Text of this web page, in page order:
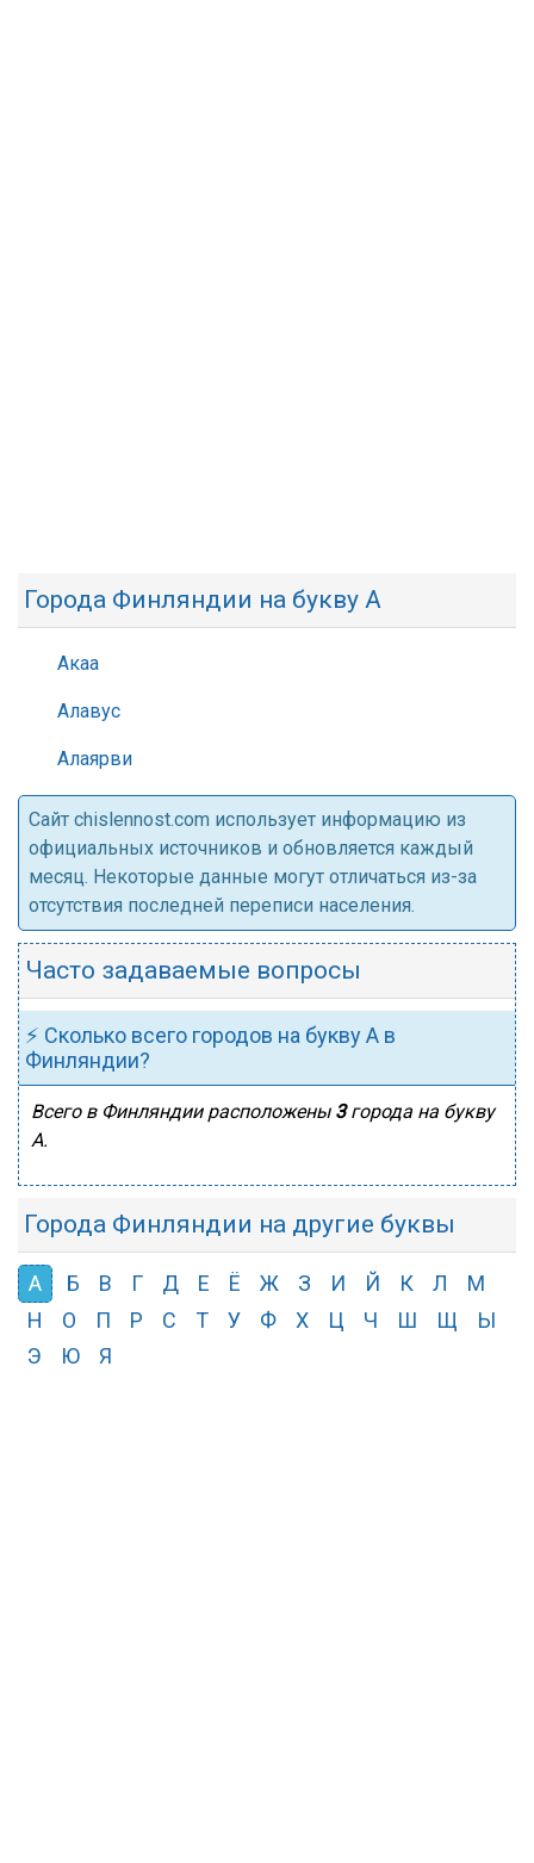
Города Финляндии на букву А
Акаа
Алавус
Алаярви
Cайт chislennost.com использует информацию из
официальных источников и обновляется каждый
месяц. Некоторые данные могут отличаться из-за
отсутствия последней переписи населения.
Часто задаваемые вопросы
⚡ Сколько всего городов на букву А в
Финляндии?
Всего в Финляндии расположены 3города на букву
А.
Города Финляндии на другие буквы
А Б В Г Д Е Ё Ж З И Й К Л
М
Н
О П Р С Т У Ф Х Ц Ч Ш Щ
Ы
Э
Ю Я